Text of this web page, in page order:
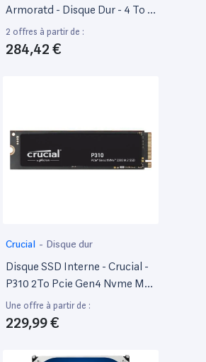
Armoratd - Disque Dur - 4 To -
Externe (Portable) - 2.5" - Usb
3.2 Gen 1 (Usb-C Connecteur)
2 offres à partir de :
284,42 €
Crucial - Disque dur
Disque SSD Interne - Crucial -
P310 2To Pcie Gen4 Nvme M.2
SSD (Ct2000P310Ssd8)
Une offre à partir de :
229,99 €